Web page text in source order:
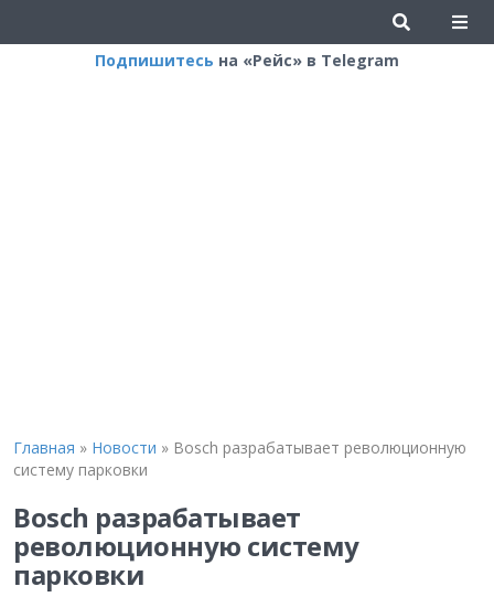
Подпишитесь на «Рейс» в Telegram
Главная » Новости » Bosch разрабатывает революционную
систему парковки
Bosch разрабатывает
революционную систему
парковки